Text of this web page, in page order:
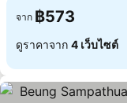
จาก ฿573
ดูราคาจาก 4 เว็บไซต์